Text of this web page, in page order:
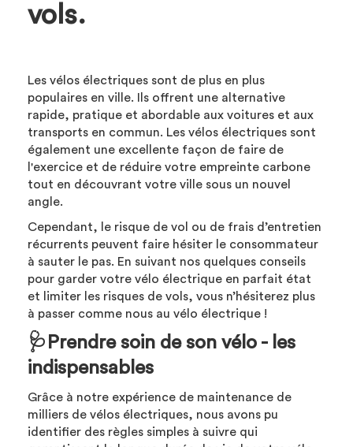
vols.
Les vélos électriques sont de plus en plus
populaires en ville. Ils offrent une alternative
rapide, pratique et abordable aux voitures et aux
transports en commun. Les vélos électriques sont
également une excellente façon de faire de
l'exercice et de réduire votre empreinte carbone
tout en découvrant votre ville sous un nouvel
angle.
Cependant, le risque de vol ou de frais d’entretien
récurrents peuvent faire hésiter le consommateur
à sauter le pas. En suivant nos quelques conseils
pour garder votre vélo électrique en parfait état
et limiter les risques de vols, vous n’hésiterez plus
à passer comme nous au vélo électrique !
🩺Prendre soin de son vélo - les
indispensables
Grâce à notre expérience de maintenance de
milliers de vélos électriques, nous avons pu
identifier des règles simples à suivre qui